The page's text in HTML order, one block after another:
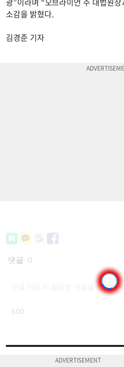
소감을 밝혔다.
김경준 기자